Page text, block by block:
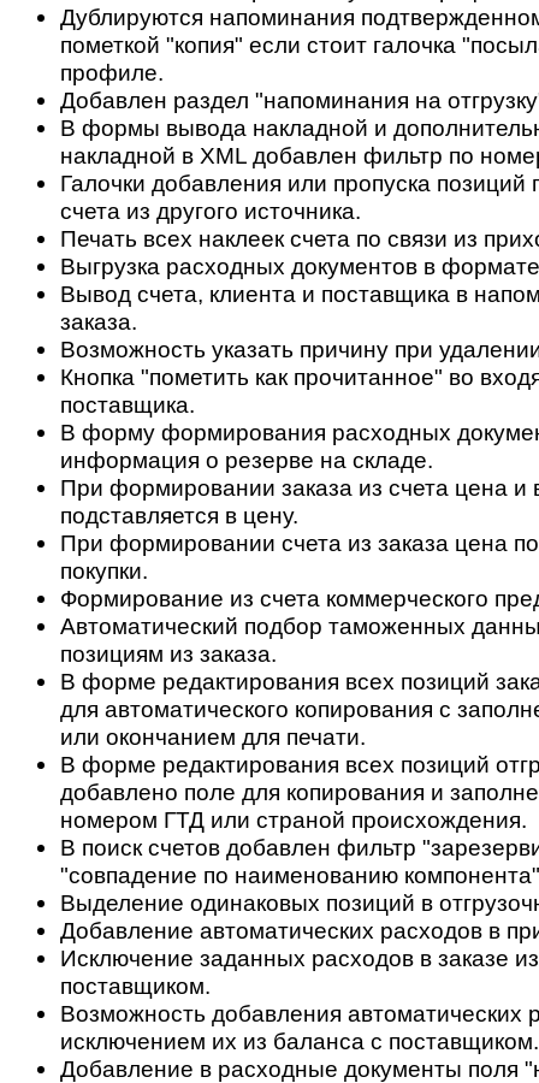
Дублируются напоминания
пометкой "копия" если стоит галочка
профиле.
Добавлен раздел "напоминания на
В формы вывода накладной и
накладной в XML добавлен фильтр по
Галочки добавления или пропуска
счета из другого источника.
Печать всех наклеек счета по связи из
Выгрузка расходных документов в
Вывод счета, клиента и поставщика в
заказа.
Возможность указать причину при
Кнопка "пометить как прочитанное" во
поставщика.
В форму формирования расходных
информация о резерве на складе.
При формировании заказа из счета цена и
подставляется в цену.
При формировании счета из заказа цена
покупки.
Формирование из счета коммерческого
Автоматический подбор таможенных
позициям из заказа.
В форме редактирования всех позиций
для автоматического копирования с
или окончанием для печати.
В форме редактирования всех позиций
добавлено поле для копирования и
номером ГТД или страной происхождения.
В поиск счетов добавлен фильтр
"совпадение по наименованию
Выделение одинаковых позиций в
Добавление автоматических расходов в
Исключение заданных расходов в заказе
поставщиком.
Возможность добавления автоматических
исключением их из баланса с поставщиком.
Добавление в расходные документы поля